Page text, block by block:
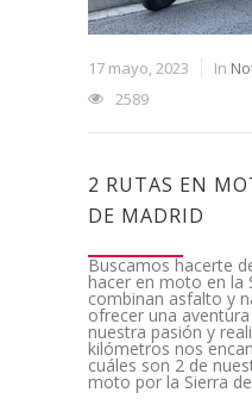
17 mayo, 2023 In
2589
2 RUTAS EN
DE MADRID
Buscamos hacerte
hacer en moto en la
combinan asfalto y
ofrecer una
nuestra pasión y
kilómetros nos
cuáles son 2 de
moto por la Sierra de